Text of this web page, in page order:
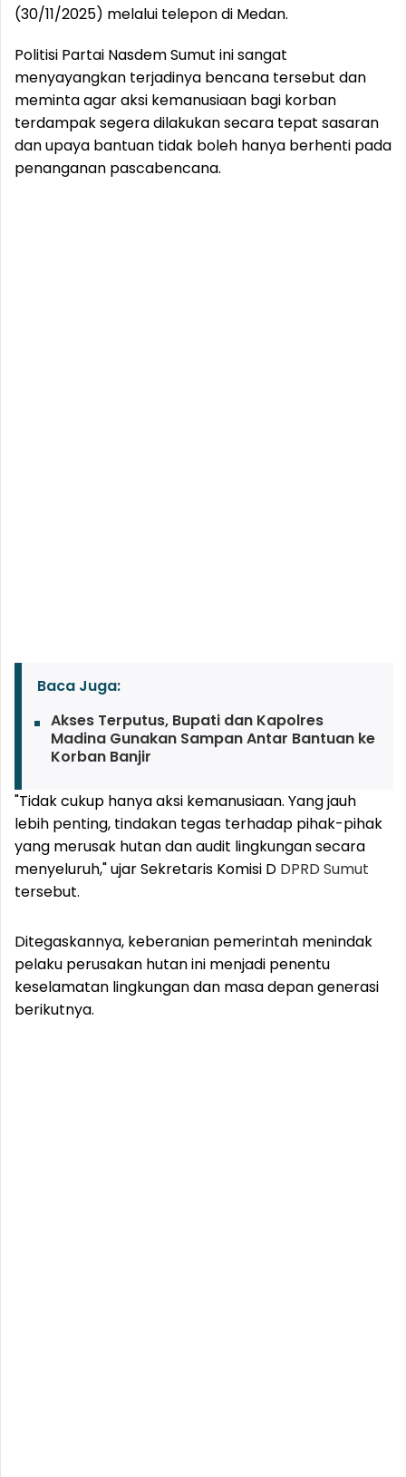
(30/11/2025) melalui telepon di Medan.
Politisi Partai Nasdem Sumut ini sangat
menyayangkan terjadinya bencana tersebut dan
meminta agar aksi kemanusiaan bagi korban
terdampak segera dilakukan secara tepat sasaran
dan upaya bantuan tidak boleh hanya berhenti pada
penanganan pascabencana.
Baca Juga:
Akses Terputus, Bupati dan Kapolres
Madina Gunakan Sampan Antar Bantuan ke
Korban Banjir
"Tidak cukup hanya aksi kemanusiaan. Yang jauh
lebih penting, tindakan tegas terhadap pihak-pihak
yang merusak hutan dan audit lingkungan secara
menyeluruh," ujar Sekretaris Komisi D DPRD Sumut
tersebut.
Ditegaskannya, keberanian pemerintah menindak
pelaku perusakan hutan ini menjadi penentu
keselamatan lingkungan dan masa depan generasi
berikutnya.